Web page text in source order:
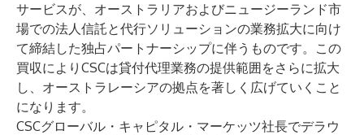
サービスが、オーストラリアおよびニュージーランド市
場での法人信託と代行ソリューションの業務拡大に向け
て締結した独占パートナーシップに伴うものです。この
買収によりCSCは貸付代理業務の提供範囲をさらに拡大
し、オーストラレーシアの拠点を著しく広げていくこと
になります。
CSCグローバル・キャピタル・マーケッツ社長でデラウ